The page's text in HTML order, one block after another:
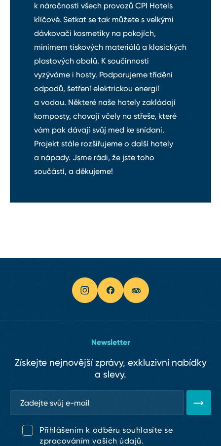
k náročnosti všech provozů CPI Hotels
klíčové. Setkat se tak můžete s velkými
dávkovači kosmetiky na pokojích,
minimem tiskových materiálů a klasických
plastových obalů. K součinnosti
vyzýváme i hosty. Podporujeme třídění
odpadů, šetření elektrickou energií
a vodou. Některé naše hotely zakládají
komposty, chovají včely na střeše, které
vám pak dávají svůj med ke snídani.
Projekt stále rozšiřujeme o další hotely
a nápady. Jsme rádi, že jste toho
součástí, a děkujeme!
Newsletter
Získejte nejnovější zprávy, exkluzivní nabídky
a slevy.
Přihlášením k odběru souhlasíte se
zpracováním vašich údajů.